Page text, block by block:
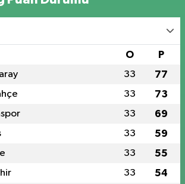
O P
33 77
33 73
33 69
33 59
33 55
33 54